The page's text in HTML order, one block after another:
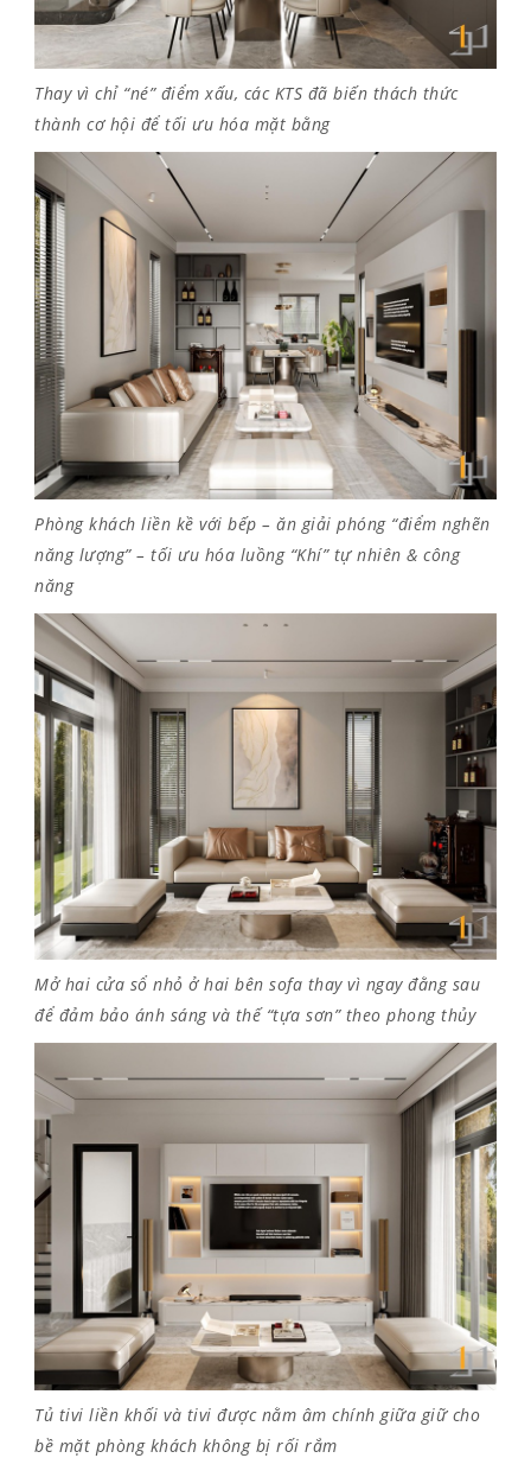
Thay vì chỉ “né” điểm xấu, các KTS đã biến thách thức
thành cơ hội để tối ưu hóa mặt bằng
Phòng khách liền kề với bếp – ăn giải phóng “điểm nghẽn
năng lượng” – tối ưu hóa luồng “Khí” tự nhiên & công
năng
Mở hai cửa sổ nhỏ ở hai bên sofa thay vì ngay đằng sau
để đảm bảo ánh sáng và thế “tựa sơn” theo phong thủy
Tủ tivi liền khối và tivi được nằm âm chính giữa giữ cho
bề mặt phòng khách không bị rối rắm